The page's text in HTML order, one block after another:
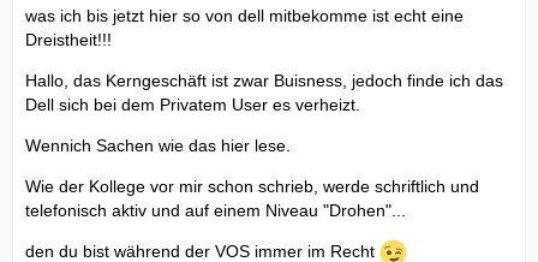
was ich bis jetzt hier so von dell mitbekomme ist echt eine
Dreistheit!!!
Hallo, das Kerngeschäft ist zwar Buisness, jedoch finde ich das
Dell sich bei dem Privatem User es verheizt.
Wennich Sachen wie das hier lese.
Wie der Kollege vor mir schon schrieb, werde schriftlich und
telefonisch aktiv und auf einem Niveau "Drohen"...
den du bist während der VOS immer im Recht